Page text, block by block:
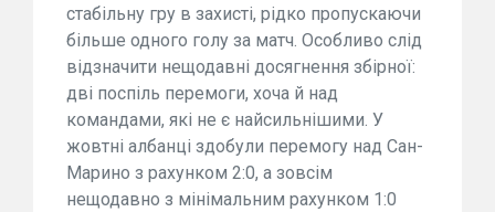
стабільну гру в захисті, рідко пропускаючи
більше одного голу за матч. Особливо слід
відзначити нещодавні досягнення збірної:
дві поспіль перемоги, хоча й над
командами, які не є найсильнішими. У
жовтні албанці здобули перемогу над Сан-
Марино з рахунком 2:0, а зовсім
нещодавно з мінімальним рахунком 1:0